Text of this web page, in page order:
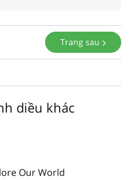
Trang sau
diều khác
Our World